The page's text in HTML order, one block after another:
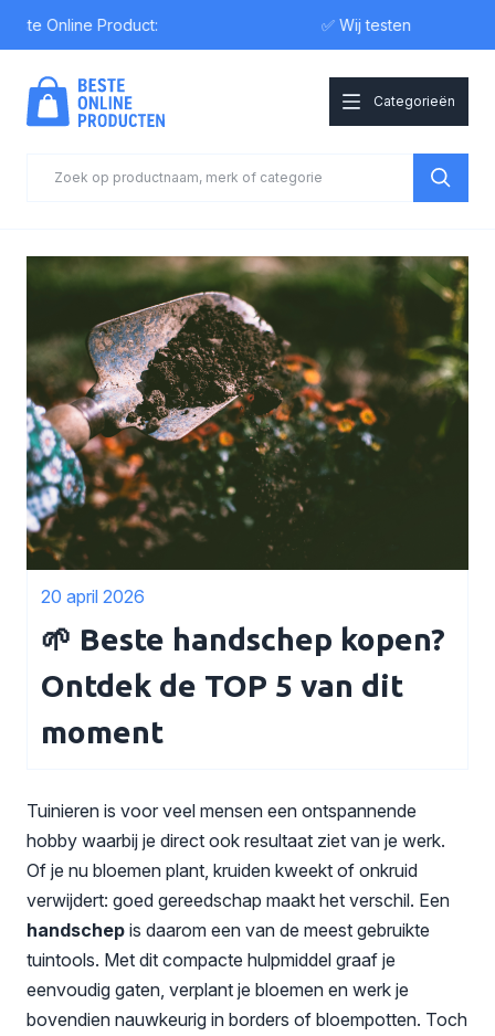
Online Product: ✅ Wij testen
Categorieën
20 april 2026
🌱 Beste handschep kopen?
Ontdek de TOP 5 van dit
moment
Tuinieren is voor veel mensen een ontspannende
hobby waarbij je direct ook resultaat ziet van je werk.
Of je nu bloemen plant, kruiden kweekt of onkruid
verwijdert: goed gereedschap maakt het verschil. Een
handschep is daarom een van de meest gebruikte
tuintools. Met dit compacte hulpmiddel graaf je
eenvoudig gaten, verplant je bloemen en werk je
bovendien nauwkeurig in borders of bloempotten. Toch